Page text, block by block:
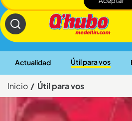
Actualidad Útil para vos
Inicio Útil para vos